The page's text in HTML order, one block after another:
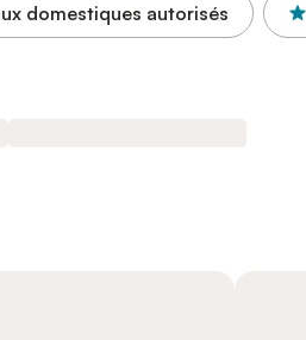
domestiques autorisés